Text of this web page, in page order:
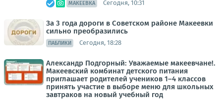
МАКЕЕВКА Сегодня, 10:31
За 3 года дороги в Советском районе Макеевки
сильно преобразились
ПАБЛИКИ Сегодня, 18:28
Александр Подгорный: Уважаемые макеевчане!.
Макеевский комбинат детского питания
приглашает родителей учеников 1–4 классов
принять участие в выборе меню для школьных
завтраков на новый учебный год